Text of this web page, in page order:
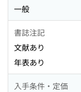
一般
書誌注記
文献あり
年表あり
入手条件・定価